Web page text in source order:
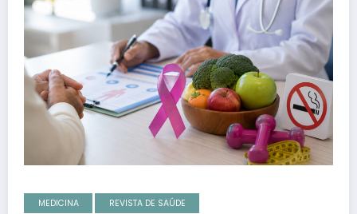
MEDICINA REVISTA DE SAÚDE